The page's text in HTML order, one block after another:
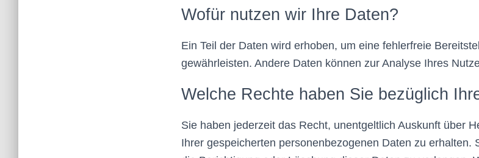
Wofür nutzen wir Ihre Daten?
Ein Teil der Daten wird erhoben, um eine fehlerfreie
gewährleisten. Andere Daten können zur Analyse Ihres
Welche Rechte haben Sie bezüglich
Sie haben jederzeit das Recht, unentgeltlich Auskunft über
Ihrer gespeicherten personenbezogenen Daten zu erhalten.